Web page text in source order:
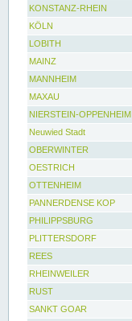
KONSTANZ-RHEIN
KÖLN
LOBITH
MAINZ
MANNHEIM
MAXAU
NIERSTEIN-OPPENHEIM
Neuwied Stadt
OBERWINTER
OESTRICH
OTTENHEIM
PANNERDENSE KOP
PHILIPPSBURG
PLITTERSDORF
REES
RHEINWEILER
RUST
SANKT GOAR